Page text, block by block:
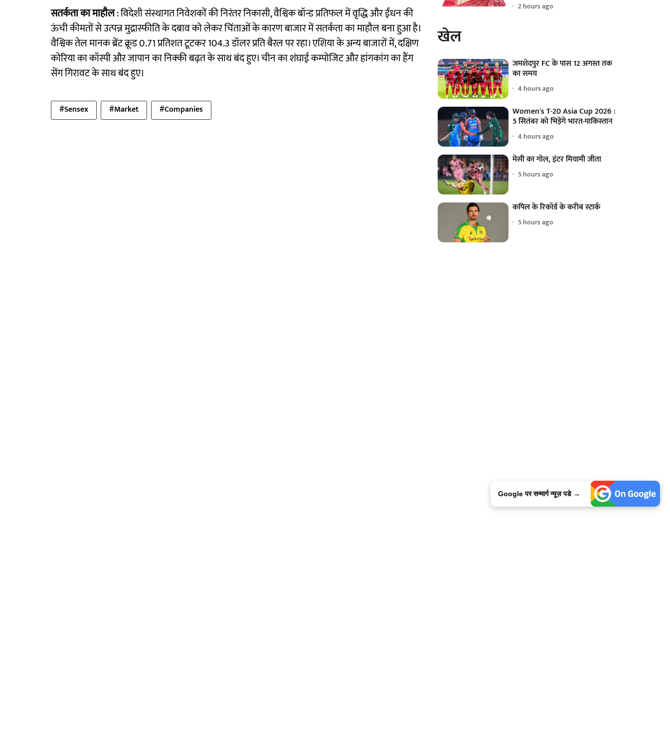
सतर्कता का माहौल: विदेशी संस्थागत निवेशकों की निरंतर निकासी, वैश्विक बॉन्ड प्रतिफल में वृद्धि और ईंधन की
ऊंची कीमतों से उत्पन्न मुद्रास्फीति के दबाव को लेकर चिंताओं के कारण बाजार में सतर्कता का माहौल बना हुआ है।
वैश्विक तेल मानक ब्रेंट क्रूड 0.71 प्रतिशत टूटकर 104.3 डॉलर प्रति बैरल पर रहा। एशिया के अन्य बाजारों में, दक्षिण
कोरिया का कॉस्पी और जापान का निक्की बढ़त के साथ बंद हुए। चीन का शंघाई कम्पोजिट और हांगकांग का हैंग
सेंग गिरावट के साथ बंद हुए।
#Sensex #Market #Companies
2 hours ago
खेल
जमशेदपुर FC के पास 12 अगस्त तक
का समय
4 hours ago
Women's T-20 Asia Cup 2026 :
5 सितंबर को भिड़ेंगे भारत-पाकिस्तान
4 hours ago
मेसी का गोल, इंटर मियामी जीता
5 hours ago
कपिल के रिकॉर्ड के करीब स्टार्क
5 hours ago
Google पर सन्मार्ग न्यूज़ पडे →